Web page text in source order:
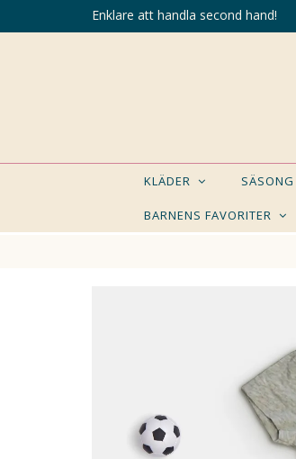
Enklare att handla second hand!
KLÄDER SÄSONG
BARNENS FAVORITER